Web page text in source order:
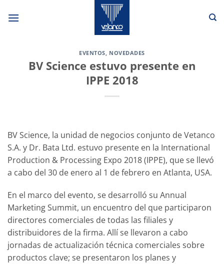
EVENTOS, NOVEDADES
BV Science estuvo presente en
IPPE 2018
BV Science, la unidad de negocios conjunto de Vetanco
S.A. y Dr. Bata Ltd. estuvo presente en la International
Production & Processing Expo 2018 (IPPE), que se llevó
a cabo del 30 de enero al 1 de febrero en Atlanta, USA.
En el marco del evento, se desarrolló su Annual
Marketing Summit, un encuentro del que participaron
directores comerciales de todas las filiales y
distribuidores de la firma. Allí se llevaron a cabo
jornadas de actualización técnica comerciales sobre
productos clave; se presentaron los planes y